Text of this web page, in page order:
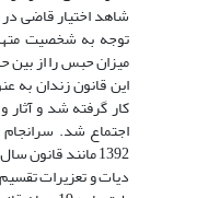
شاهد اختیار قاضی
توجه به شخصیت
میزان حبس را از بین
این قانون زندان
کار گرفته شد و آثار
اجتماع شد.